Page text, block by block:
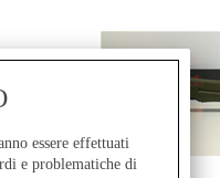
essere effettuati
e problematiche di